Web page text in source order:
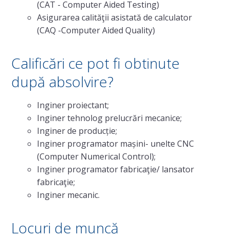
(CAT - Computer Aided Testing)
Asigurarea calităţii asistată de calculator
(CAQ -Computer Aided Quality)
Calificări ce pot fi obtinute
după absolvire?
Inginer proiectant;
Inginer tehnolog prelucrări mecanice;
Inginer de producție;
Inginer programator mașini- unelte CNC
(Computer Numerical Control);
Inginer programator fabricaţie/ lansator
fabricaţie;
Inginer mecanic.
Locuri de muncă